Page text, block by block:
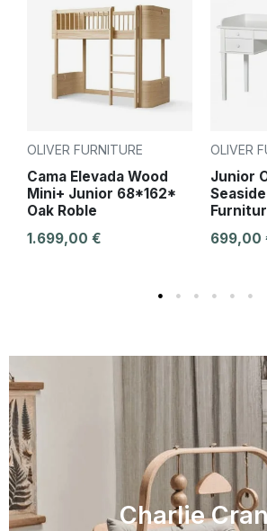
OLIVER FURNITURE
Cama Elevada Wood
Mini+ Junior 68*162*
Oak Roble
1.699,00 €
OLIVER
Junior
699,00
Charlie